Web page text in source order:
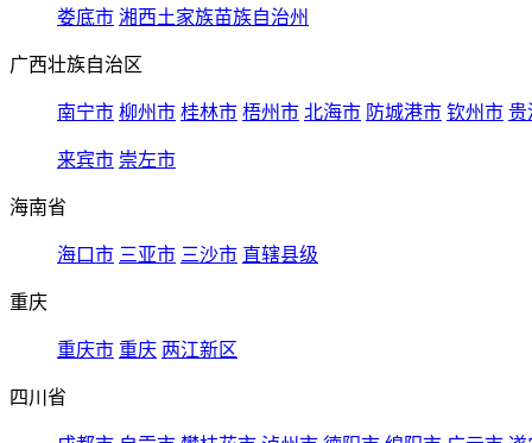
娄底市 湘西土家族苗族自治州
广西壮族自治区
南宁市 柳州市 桂林市 梧州市 北海市 防城港市 钦州市 贵
来宾市 崇左市
海南省
海口市 三亚市 三沙市 直辖县级
重庆
重庆市 重庆 两江新区
四川省